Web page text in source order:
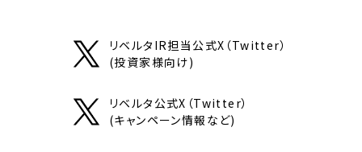
リベルタIR担当公式X（Twitter）
(投資家様向け)
リベルタ公式X（Twitter）
(キャンペーン情報など)